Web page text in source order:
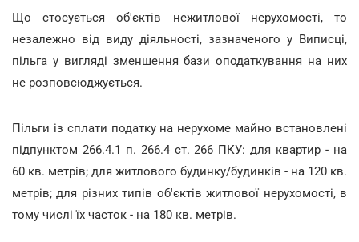
Що стосується об'єктів нежитлової нерухомості, то
незалежно від виду діяльності, зазначеного у Виписці,
пільга у вигляді зменшення бази оподаткування на них
не розповсюджується.
Пільги із сплати податку на нерухоме майно встановлені
підпунктом 266.4.1 п. 266.4 ст. 266 ПКУ: для квартир - на
60 кв. метрів; для житлового будинку/будинків - на 120 кв.
метрів; для різних типів об'єктів житлової нерухомості, в
тому числі їх часток - на 180 кв. метрів.